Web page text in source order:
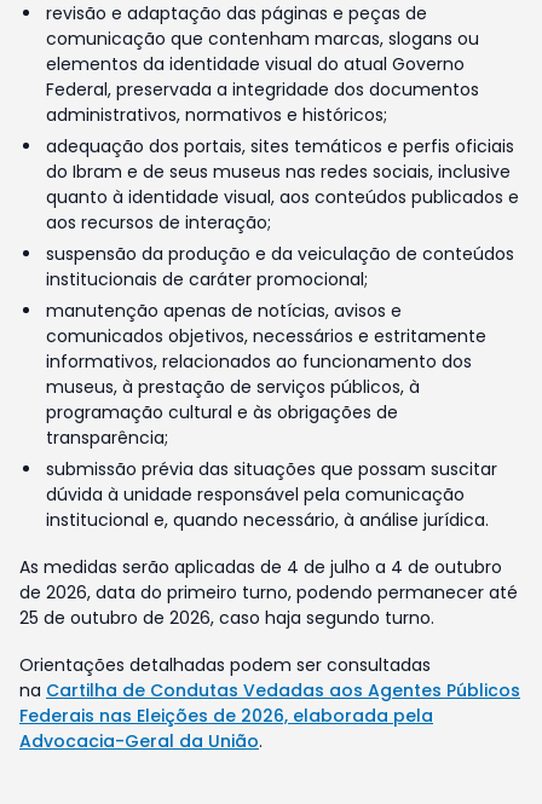
revisão e adaptação das páginas e peças de
comunicação que contenham marcas, slogans ou
elementos da identidade visual do atual Governo
Federal, preservada a integridade dos documentos
administrativos, normativos e históricos;
adequação dos portais, sites temáticos e perfis oficiais
do Ibram e de seus museus nas redes sociais, inclusive
quanto à identidade visual, aos conteúdos publicados e
aos recursos de interação;
suspensão da produção e da veiculação de conteúdos
institucionais de caráter promocional;
manutenção apenas de notícias, avisos e
comunicados objetivos, necessários e estritamente
informativos, relacionados ao funcionamento dos
museus, à prestação de serviços públicos, à
programação cultural e às obrigações de
transparência;
submissão prévia das situações que possam suscitar
dúvida à unidade responsável pela comunicação
institucional e, quando necessário, à análise jurídica.
As medidas serão aplicadas de 4 de julho a 4 de outubro
de 2026, data do primeiro turno, podendo permanecer até
25 de outubro de 2026, caso haja segundo turno.
Orientações detalhadas podem ser consultadas
na Cartilha de Condutas Vedadas aos Agentes Públicos
Federais nas Eleições de 2026, elaborada pela
Advocacia-Geral da União.